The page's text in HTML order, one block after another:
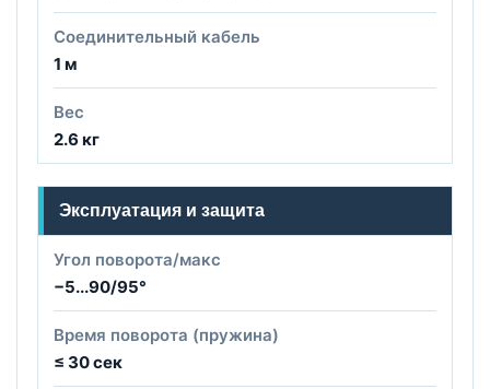
Соединительный кабель
1 м
Вес
2.6 кг
Эксплуатация и защита
Угол поворота/макс
−5...90/95°
Время поворота (пружина)
≤ 30 сек